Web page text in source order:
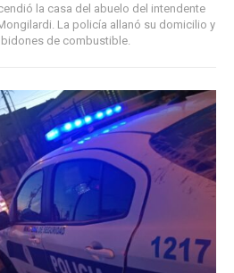
la casa del abuelo del intendente
La policía allanó su domicilio y
de combustible.